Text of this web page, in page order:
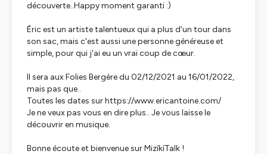
découverte..Happy moment garanti :)
Éric est un artiste talentueux qui a plus d'un tour dans
son sac, mais c'est aussi une personne généreuse et
simple, pour qui j'ai eu un vrai coup de cœur.
Il sera aux Folies Bergère du 02/12/2021 au 16/01/2022,
mais pas que..
Toutes les dates sur https://www.ericantoine.com/
Je ne veux pas vous en dire plus.. Je vous laisse le
découvrir en musique.
Bonne écoute et bienvenue sur MizíkíTalk !